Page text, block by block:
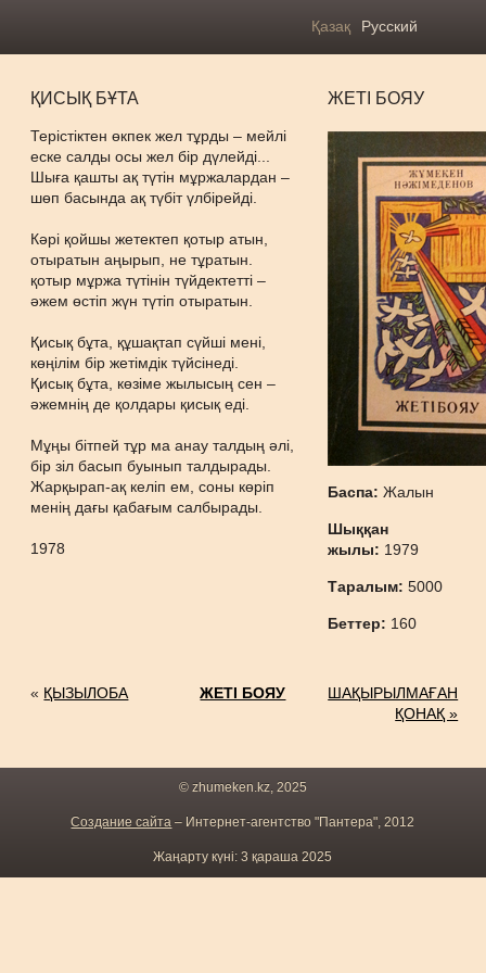
Қазақ Русский
ҚИСЫҚ БҰТА
Терістіктен өкпек жел тұрды – мейлі
еске салды осы жел бір дүлейді...
Шыға қашты ақ түтін мұржалардан –
шөп басында ақ түбіт үлбірейді.
Кәрі қойшы жетектеп қотыр атын,
отыратын аңырып, не тұратын.
қотыр мұржа түтінін түйдектетті –
әжем өстіп жүн түтіп отыратын.
Қисық бұта, құшақтап сүйші мені,
көңілім бір жетімдік түйсінеді.
Қисық бұта, көзіме жылысың сен –
әжемнің де қолдары қисық еді.
Мұңы бітпей тұр ма анау талдың әлі,
бір зіл басып буынып талдырады.
Жарқырап-ақ келіп ем, соны көріп
менің дағы қабағым салбырады.
1978
ЖЕТІ БОЯУ
Баспа:Жалын
Шыққан
жылы: 1979
Таралым:5000
Беттер: 160
« ҚЫЗЫЛОБА ЖЕТІ БОЯУ
ШАҚЫРЫЛМАҒАН
ҚОНАҚ »
© zhumeken.kz, 2025
Создание сайта – Интернет-агентство "Пантера", 2012
Жаңарту күні: 3 қараша 2025